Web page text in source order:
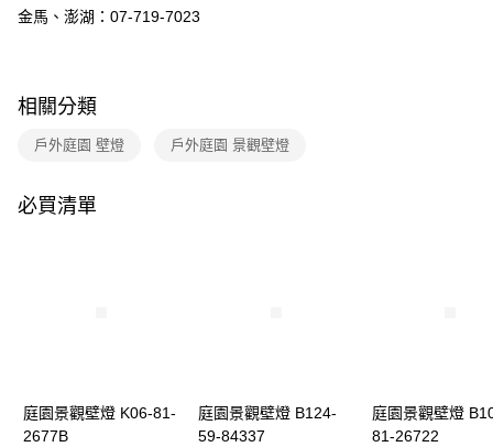
２．訂單成立數日內，您將收到繳費通知簡訊。
後付繳納相關費用。
是否繳費成功／繳費後需取消欲退款等相關疑問，請聯繫「AFTEE先享後付
【注意事項】
時審查核予不同之上限額度；若仍有額度不足之情形，本公司將視審查結果
請求用戶進行身份認證。
金馬、澎湖：07-719-7023
相關分類
戶外庭園 壁燈 戶外庭園 景觀壁燈
必買清單
庭園景觀壁燈 K06-81-
2677B
庭園景觀壁燈 B124-
59-84337
庭園景觀壁燈
81-26722